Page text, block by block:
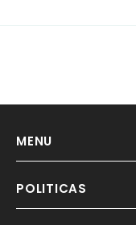
MENU
POLITICAS